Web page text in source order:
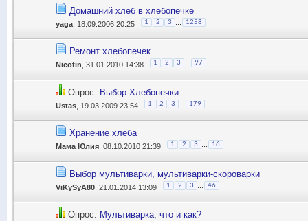
Домашний хлеб в хлебопечке
yaga , 18.09.2006 20:25 1 2 3 1258
Ремонт хлебопечек
Nicotin , 31.01.2010 14:38 1 2 3 97
Опрос: Выбор Хлебопечки
Ustas , 19.03.2009 23:54 1 2 3 179
Хранение хлеба
Мама Юлия , 08.10.2010 21:39 1 2 3 16
Выбор мультиварки, мультиварки-скороварки
ViKySyA80 , 21.01.2014 13:09 1 2 3 46
Опрос: Мультиварка, что и как?